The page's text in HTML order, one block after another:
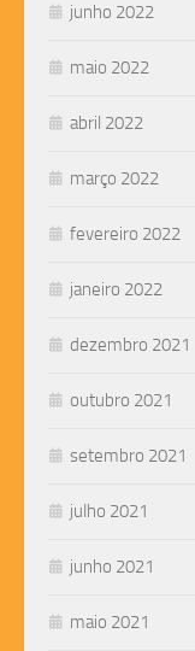
junho 2022
maio 2022
abril 2022
março 2022
fevereiro 2022
janeiro 2022
dezembro 2021
outubro 2021
setembro 2021
julho 2021
junho 2021
maio 2021